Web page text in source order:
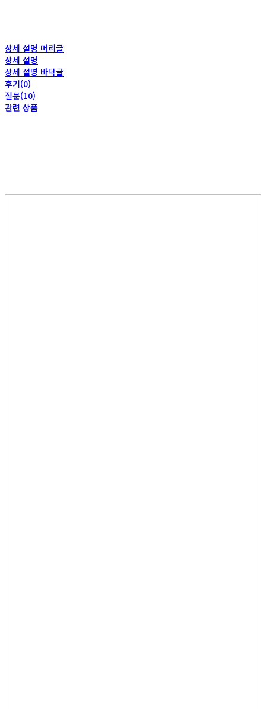
상세 설명 머리글
상세 설명
상세 설명 바닥글
후기(0)
질문(10)
관련 상품